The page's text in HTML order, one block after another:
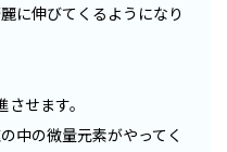
に伸びてくるようになり
せます。
中の微量元素がやってく